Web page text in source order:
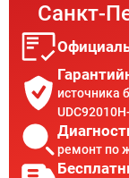
Санкт-
источника
ремонт по